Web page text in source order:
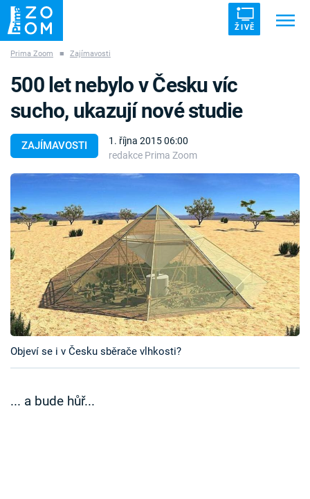
ŽIVĚ
ZÁHADY VETŘELCI DÁVNOVĚKU
Témata
Pořady
TV Program
Časopis
Sledujte prima+
Přihlášení
Prima Zoom ■ Zajímavosti
ZAJÍMAVOSTI
1. října 2015 06:00
redakce Prima Zoom
500 let nebylo v Česku víc
sucho, ukazují nové studie
Objeví se i v Česku sběrače vlhkosti?
... a bude hůř...